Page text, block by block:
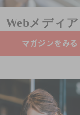
Webメディア
マガジンをみる